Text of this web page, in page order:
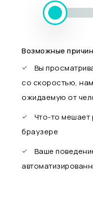
Возможные
Вы
со скоростью,
ожидаемую от
Что-то мешает
браузере
Ваше